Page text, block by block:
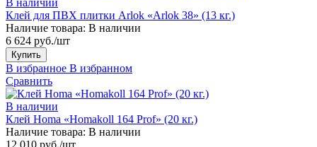
Клей для ПВХ плитки Arlok «Arlok 38» (13 кг.)
Наличие товара: В наличии
6 624 руб./шт
Купить
В избранное В избранном
Сравнить
В наличии
Клей Homa «Homakoll 164 Prof» (20 кг.)
Наличие товара: В наличии
12 010 руб./шт